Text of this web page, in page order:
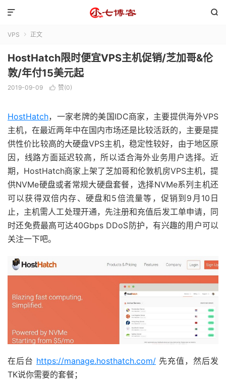


VPS  正文
HostHatch限时便宜VPS主机促销/芝加哥&伦
敦/年付15美元起
2019-09-09  赞(0)
HostHatch，一家老牌的美国IDC商家，主要提供海外VPS
主机，在最近两年中在国内市场还是比较活跃的，主要是提
供性价比较高的大硬盘VPS主机，稳定性较好，由于地区原
因，线路方面延迟较高，所以适合海外业务用户选择。近
期，HostHatch商家上架了芝加哥和伦敦机房VPS主机，提
供NVMe硬盘或者常规大硬盘套餐，选择NVMe系列主机还
可以获得双倍内存、硬盘和5倍流量等，促销到9月10日
止，主机需人工处理开通，先注册和充值后发工单申请，同
时还免费最高可达40Gbps DDoS防护，有兴趣的用户可以
关注一下吧。
在后台 https://manage.hosthatch.com/ 先充值，然后发
TK说你需要的套餐；